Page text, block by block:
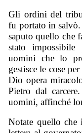
Gli ordini del
fu portato in
saputo quello che
stato
uomini che lo
gestisce le cose
Dio opera
Pietro dal
uomini, affinché
Notate quello